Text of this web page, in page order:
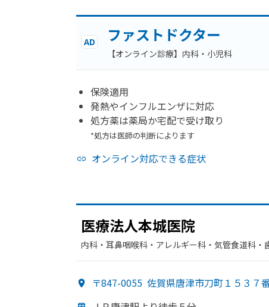
AD ファストドクター
【オンライン診療】内科・小児科
保険適用
発熱やインフルエンザに対応
処方薬は薬局か宅配で受け取り
*処方は医師の判断によります
オンライン対応できる症状
医療法人本城医院
内科・​耳鼻咽喉科・​アレルギー科・​気管食道科・​
〒847-0055 佐賀県唐津市刀町１５３７